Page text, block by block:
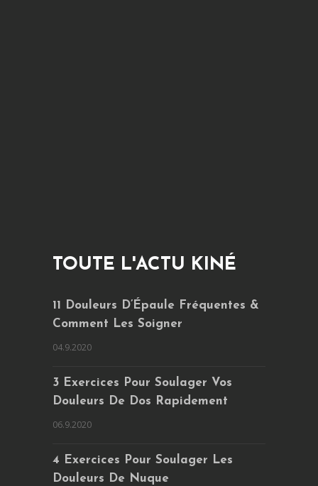
TOUTE L'ACTU KINÉ
11 Douleurs D’Épaule Fréquentes &
Comment Les Soigner
04.9.2020
3 Exercices Pour Soulager Vos
Douleurs De Dos Rapidement
06.9.2020
4 Exercices Pour Soulager Les
Douleurs De Nuque